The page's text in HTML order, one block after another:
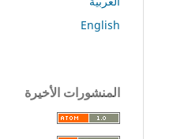
English
المنشورات الأخيرة